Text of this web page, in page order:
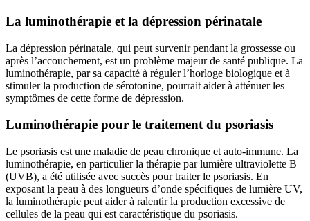
La luminothérapie et la dépression périnatale
La dépression périnatale, qui peut survenir pendant la grossesse ou
après l’accouchement, est un problème majeur de santé publique. La
luminothérapie, par sa capacité à réguler l’horloge biologique et à
stimuler la production de sérotonine, pourrait aider à atténuer les
symptômes de cette forme de dépression.
Luminothérapie pour le traitement du psoriasis
Le psoriasis est une maladie de peau chronique et auto-immune. La
luminothérapie, en particulier la thérapie par lumière ultraviolette B
(UVB), a été utilisée avec succès pour traiter le psoriasis. En
exposant la peau à des longueurs d’onde spécifiques de lumière UV,
la luminothérapie peut aider à ralentir la production excessive de
cellules de la peau qui est caractéristique du psoriasis.